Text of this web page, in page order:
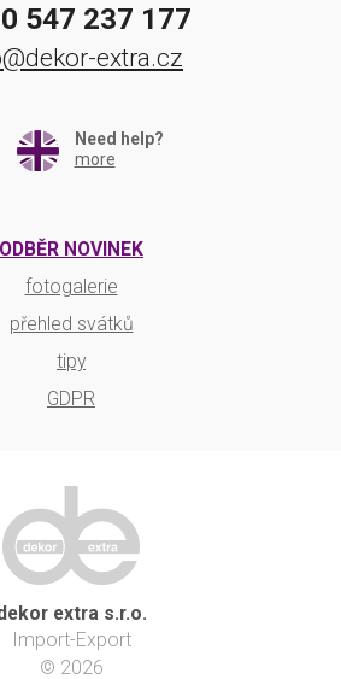
547 237 177
extra.cz
Need help?
more
ODBĚR NOVINEK
fotogalerie
přehled svátků
tipy
GDPR
extra s.r.o.
Import-Export
© 2026